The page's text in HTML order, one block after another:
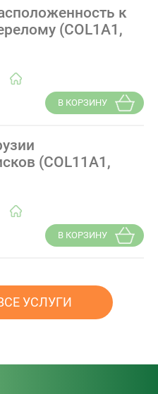
к
(COL1A1,
В КОРЗИНУ
(COL11A1,
В КОРЗИНУ
УСЛУГИ